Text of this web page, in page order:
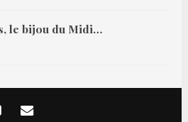
le bijou du Midi…